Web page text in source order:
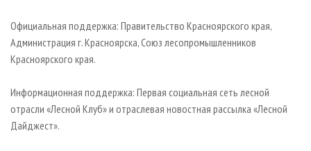
Официальная поддержка: Правительство Красноярского края,
Администрация г. Красноярска, Союз лесопромышленников
Красноярского края.
Информационная поддержка: Первая социальная сеть лесной
отрасли «Лесной Клуб» и отраслевая новостная рассылка «Лесной
Дайджест».